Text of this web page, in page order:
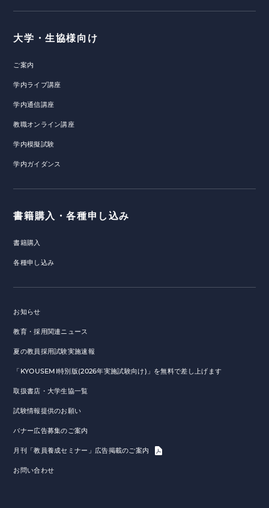
大学・生協様向け
ご案内
学内ライブ講座
学内通信講座
教職オンライン講座
学内模擬試験
学内ガイダンス
書籍購入・各種申し込み
書籍購入
各種申し込み
お知らせ
教育・採用関連ニュース
夏の教員採用試験実施速報
「KYOUSEMI特別版(2026年実施試験向け)」を無料で差し上げます
取扱書店・大学生協一覧
試験情報提供のお願い
バナー広告募集のご案内
月刊「教員養成セミナー」広告掲載のご案内
お問い合わせ